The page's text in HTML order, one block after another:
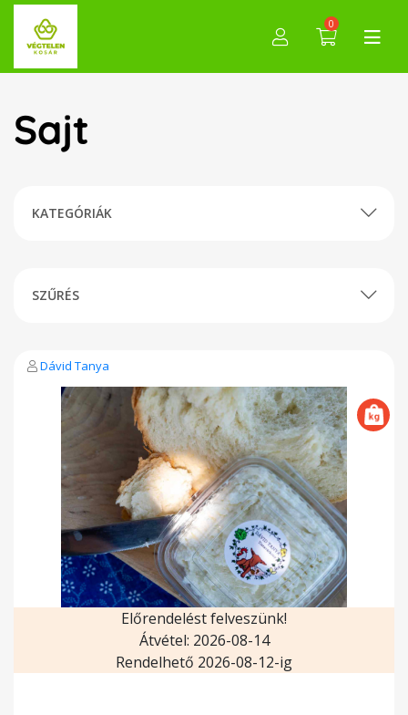
0
Sajt
KATEGÓRIÁK
SZŰRÉS
Dávid Tanya
Előrendelést felveszünk!
Átvétel: 2026-08-14
Rendelhető 2026-08-12-ig